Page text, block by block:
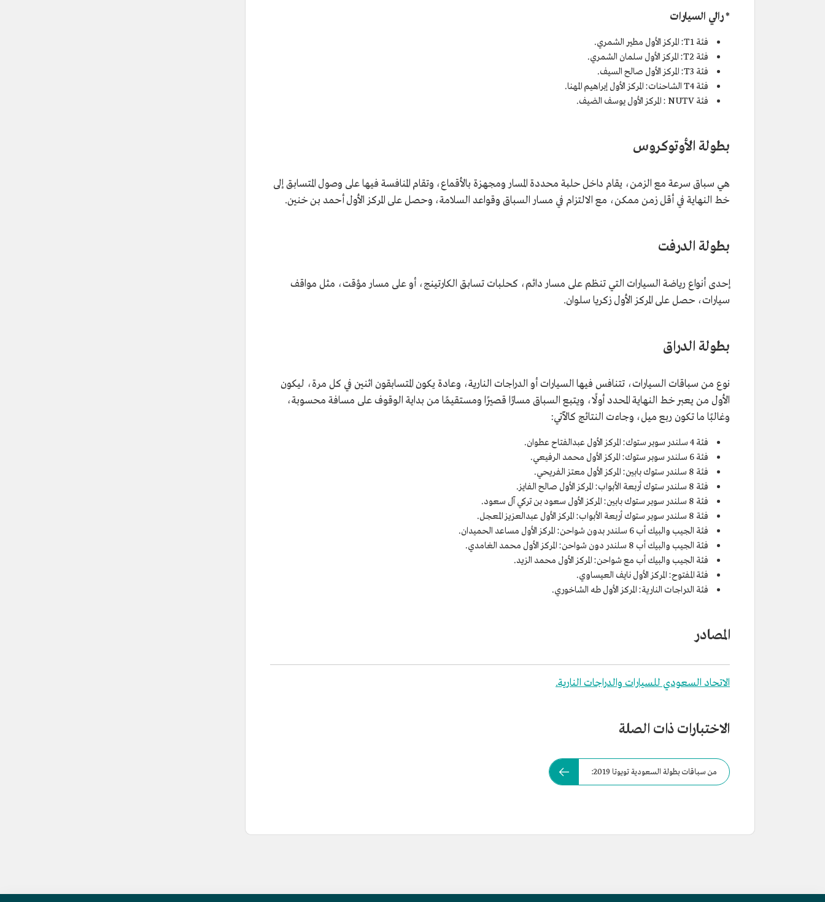
* رالي السيارات
فئة T1: المركز الأول مطير الشمري.
فئة T2: المركز الأول سلمان الشمري.
فئة T3: المركز الأول صالح السيف.
فئة T4 الشاحنات: المركز الأول إبراهيم المهنا.
فئة NUTV : المركز الأول يوسف الضيف.
بطولة الأوتوكروس
هي سباق سرعة مع الزمن، يقام داخل حلبة محددة المسار ومجهزة بالأقماع، وتقام المنافسة فيها على وصول المتسابق إلى
خط النهاية في أقل زمن ممكن، مع الالتزام في مسار السباق وقواعد السلامة، وحصل على المركز الأول أحمد بن خنين.
بطولة الدرفت
إحدى أنواع رياضة السيارات التي تنظم على مسار دائم، كحلبات تسابق الكارتينج، أو على مسار مؤقت، مثل مواقف
سيارات، حصل على المركز الأول زكريا سلوان.
بطولة الدراق
نوع من سباقات السيارات، تتنافس فيها السيارات أو الدراجات النارية، وعادة يكون المتسابقون اثنين في كل مرة، ليكون
الأول من يعبر خط النهاية المحدد أولًا، ويتبع السباق مسارًا قصيرًا ومستقيمًا من بداية الوقوف على مسافة محسوبة،
وغالبًا ما تكون ربع ميل، وجاءت النتائج كالآتي:
فئة 4 سلندر سوبر ستوك: المركز الأول عبدالفتاح عطوان.
فئة 6 سلندر سوبر ستوك: المركز الأول محمد الرفيعي.
فئة 8 سلندر ستوك بابين: المركز الأول معتز الفريحي.
فئة 8 سلندر ستوك أربعة الأبواب: المركز الأول صالح الفايز.
فئة 8 سلندر سوبر ستوك بابين: المركز الأول سعود بن تركي آل سعود.
فئة 8 سلندر سوبر ستوك أربعة الأبواب: المركز الأول عبدالعزيز المعجل.
فئة الجيب والبيك أب 6 سلندر بدون شواحن: المركز الأول مساعد الحميدان.
فئة الجيب والبيك أب 8 سلندر دون شواحن: المركز الأول محمد الغامدي.
فئة الجيب والبيك أب مع شواحن: المركز الأول محمد الزيد.
فئة المفتوح: المركز الأول نايف العيساوي.
فئة الدراجات النارية: المركز الأول طه الشاخوري.
المصادر
الاتحاد السعودي للسيارات والدراجات النارية.
الاختبارات ذات الصلة
من سباقات بطولة السعودية تويوتا 2019: